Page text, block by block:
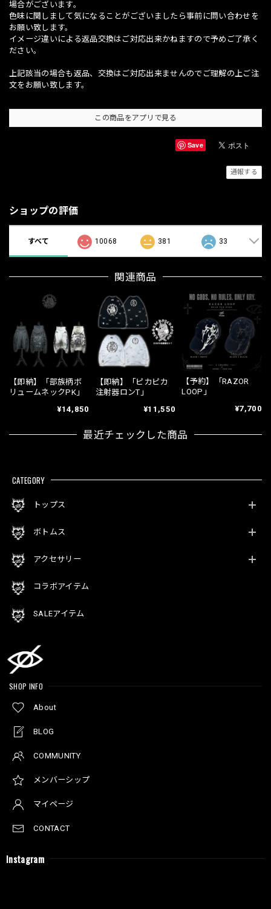
場合がございます。
色味に関しまして気になることがございましたら事前に問い合わせを
お願い致します。
イメージ違いによる返品交換はご対応出来かねますので予めご了承く
ださい。
上記該当の場合も返品、交換はご対応出来ませんのでご理解の上ご注
文をお願い致します。
この商品をアプリで見る
Save
通報する
ショップの評価
すべて 10068 381 33
関連商品
【即納】「部族柄ボ
リュームネックPK」
¥14,850
【即納】「ピカピカ
注射器ロンT」
¥11,550
【予約】「RAZOR
LOOP」
¥7,700
最近チェックした商品
CATEGORY
トップス
ボトムス
アクセサリー
コラボアイテム
SALEアイテム
SHOP INFO
About
BLOG
COMMUNITY
メンバーシップ
マイページ
CONTACT
Instagram